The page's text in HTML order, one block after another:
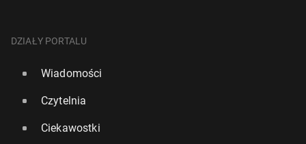
DZIAŁY PORTALU
Wiadomości
Czytelnia
Ciekawostki